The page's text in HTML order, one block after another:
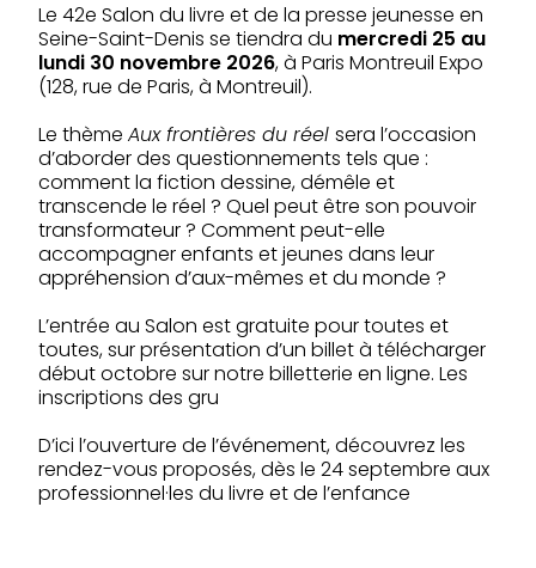
Le 42e Salon du livre et de la presse jeunesse en
Seine-Saint-Denis se tiendra du mercredi 25 au
lundi 30 novembre 2026, à Paris Montreuil Expo
(128, rue de Paris, à Montreuil).
Le thème Aux frontières du réel sera l’occasion
d’aborder des questionnements tels que :
comment la fiction dessine, démêle et
transcende le réel ? Quel peut être son pouvoir
transformateur ? Comment peut-elle
accompagner enfants et jeunes dans leur
appréhension d’aux-mêmes et du monde ?
L’entrée au Salon est gratuite pour toutes et
toutes, sur présentation d’un billet à télécharger
début octobre sur notre billetterie en ligne. Les
inscriptions des gru
D’ici l’ouverture de l’événement, découvrez les
rendez-vous proposés, dès le 24 septembre aux
professionnel·les du livre et de l’enfance